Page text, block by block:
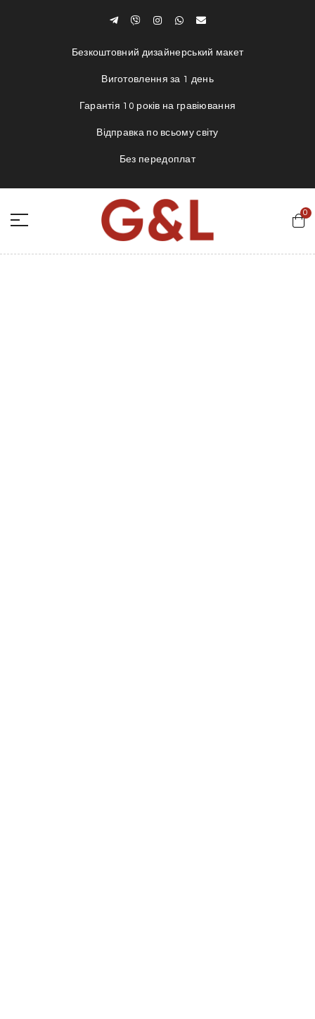
Безкоштовний дизайнерський макет
Виготовлення за 1 день
Гарантія 10 років на гравіювання
Відправка по всьому світу
Без передоплат
0